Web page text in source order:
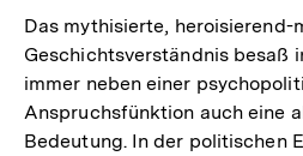
Das mythisierte, heroisierend-
Geschichtsverständnis besaß
immer neben einer
Anspruchsfünktion auch eine
Bedeutung. In der politischen